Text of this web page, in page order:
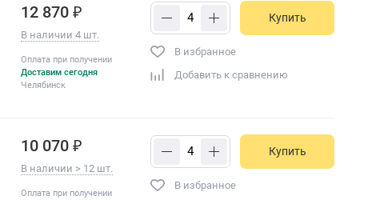
12 870 ₽
В наличии 4 шт.
Оплата при получении
Доставим сегодня
Челябинск
Купить
В избранное
Добавить к сравнению
10 070 ₽
В наличии > 12 шт.
Оплата при получении
Купить
В избранное